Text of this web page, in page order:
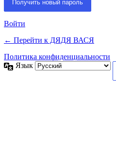
Войти
← Перейти к ДЯДЯ ВАСЯ
Политика конфиденциальности
Язык